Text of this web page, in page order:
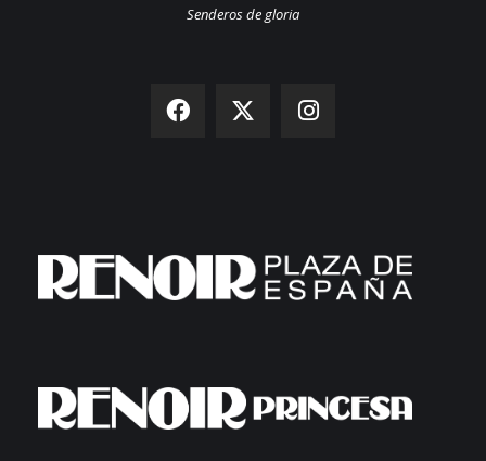
Senderos de gloria